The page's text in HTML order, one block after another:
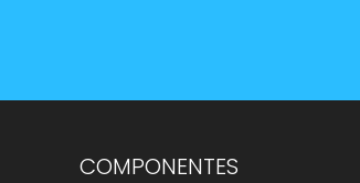
COMPONENTES